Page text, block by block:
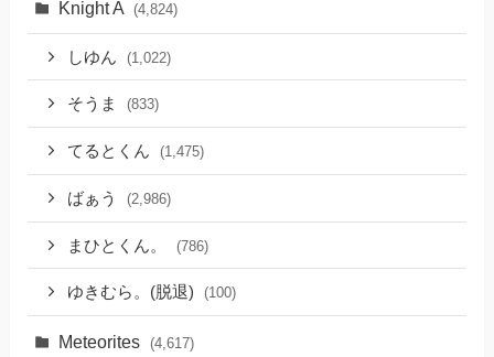
Knight A (4,824)
しゆん (1,022)
そうま (833)
てるとくん (1,475)
ばぁう (2,986)
まひとくん。 (786)
ゆきむら。(脱退) (100)
Meteorites (4,617)